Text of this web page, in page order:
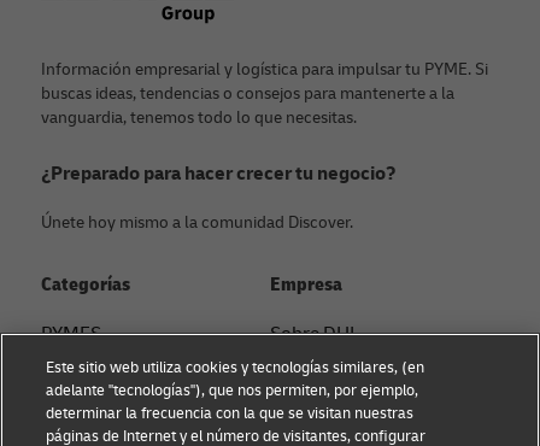
Información empresarial y logística para impulsar tu PYME. Si
buscas ideas, tendencias o consejos para mantenerte a la
vanguardia, tenemos todo lo que necesitas.
¿Preparado para hacer crecer tu negocio?
Únete hoy mismo a la comunidad Discover.
Categorías
PYMES
Asesoramiento en e-
commerce
Empresa
Sobre DHL
Contacto
Sostenibilidad
Este sitio web utiliza cookies y tecnologías similares, (en
adelante "tecnologías"), que nos permiten, por ejemplo,
determinar la frecuencia con la que se visitan nuestras
páginas de Internet y el número de visitantes, configurar